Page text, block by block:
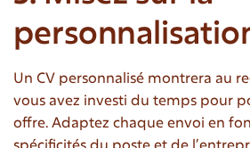
Un CV personnalisé montrera au
vous avez investi du temps pour
offre. Adaptez chaque envoi en